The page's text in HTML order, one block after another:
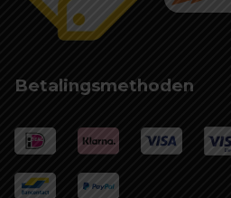
Betalingsmethoden